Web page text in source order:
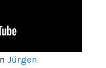
Jürgen